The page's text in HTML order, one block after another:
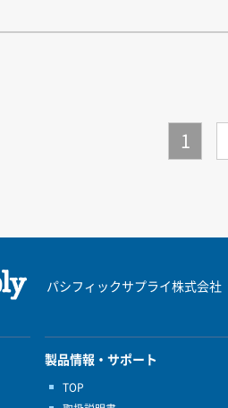
1
パシフィックサプライ株式会社
製品情報・サポート
TOP